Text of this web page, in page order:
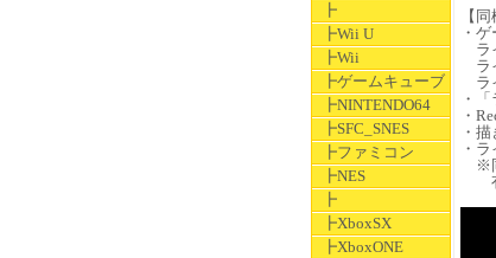
┣
┣Wii U
┣Wii
┣ゲームキューブ
┣NINTENDO64
┣SFC_SNES
┣ファミコン
┣NES
┣
┣XboxSX
┣XboxONE
【同
・
ラ
ラ
ラ
・
・
・
・
※
有